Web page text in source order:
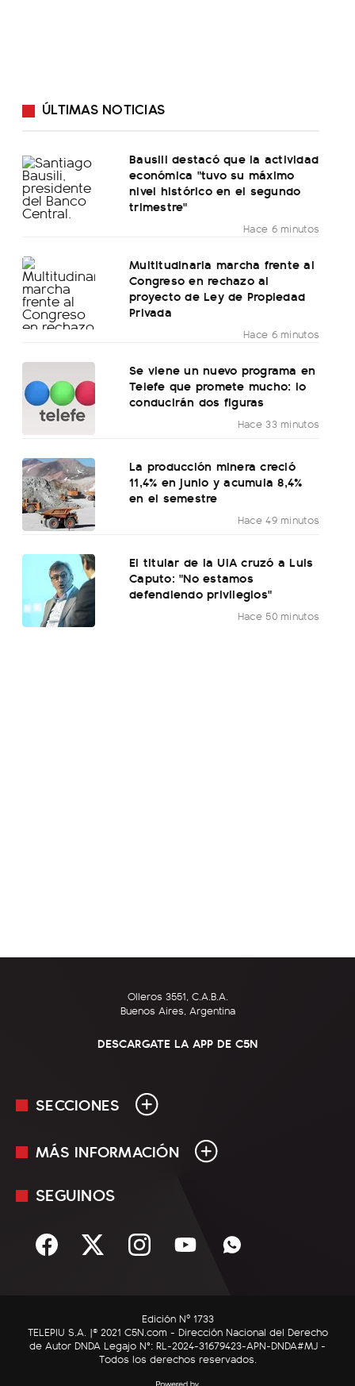
ÚLTIMAS NOTICIAS
Bausili destacó que la actividad
económica "tuvo su máximo
nivel histórico en el segundo
trimestre"
Hace 6 minutos
Multitudinaria marcha frente al
Congreso en rechazo al
proyecto de Ley de Propiedad
Privada
Hace 6 minutos
Se viene un nuevo programa en
Telefe que promete mucho: lo
conducirán dos figuras
Hace 33 minutos
La producción minera creció
11,4% en junio y acumula 8,4%
en el semestre
Hace 49 minutos
El titular de la UIA cruzó a Luis
Caputo: "No estamos
defendiendo privilegios"
Hace 50 minutos
Olleros 3551, C.A.B.A.
Buenos Aires, Argentina
DESCARGATE LA APP DE C5N
SECCIONES
En Vivo
Sociedad
C5N Autos
RatingCero
MÁS INFORMACIÓN
Mediakit
Términos y condiciones
SEGUINOS
Edición Nº 1733
TELEPIU S.A. |© 2021 C5N.com - Dirección Nacional del Derecho
de Autor DNDA Legajo N°: RL-2024-31679423-APN-DNDA#MJ -
Todos los derechos reservados.